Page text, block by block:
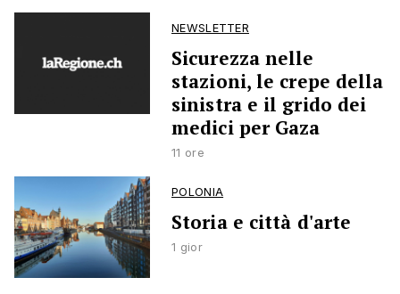
NEWSLETTER
Sicurezza nelle
stazioni, le crepe della
sinistra e il grido dei
medici per Gaza
11 ore
POLONIA
Storia e città d'arte
1 gior